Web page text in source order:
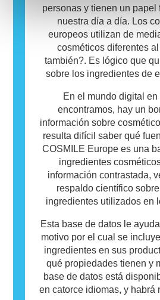
el producto no sea seguro
utilicen.
personas y tienen un papel
nuestra día a día. Los
europeos utilizan de
cosméticos diferentes
también?. Es lógico que
sobre los ingredientes de
En el mundo digital
encontramos, hay un
información sobre
resulta difícil saber qué
COSMILE Europe es una
ingredientes
información contrastada,
respaldo científico
ingredientes utilizados en
Esta base de datos le
motivo por el cual se
ingredientes en sus
qué propiedades tienen y
base de datos está
en catorce idiomas, y habrá